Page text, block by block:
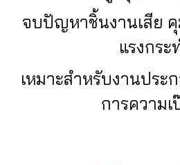
จบปัญหาชิ้นงานเสีย คุ
แรงกระ
เหมาะสำหรับงานปร
การความเ